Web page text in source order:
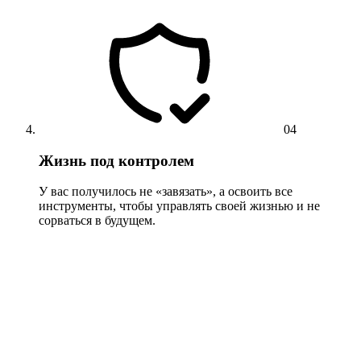
04
Жизнь под контролем
У вас получилось не «завязать», а освоить все
инструменты, чтобы управлять своей жизнью и не
сорваться в будущем.